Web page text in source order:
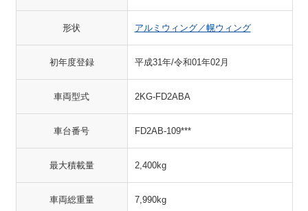
形状 アルミウィング／幌ウィング
初年度登録 平成31年/令和01年02月
車両型式 2KG-FD2ABA
車台番号 FD2AB-109***
最大積載量 2,400kg
車両総重量 7,990kg